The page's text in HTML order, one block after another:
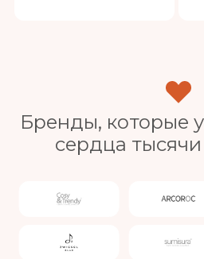
Бренды, которые
сердца